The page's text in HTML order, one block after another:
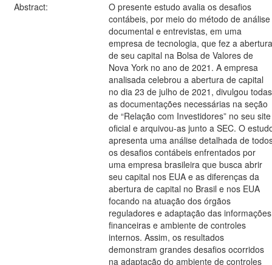
Abstract:
O presente estudo avalia os desafios
contábeis, por meio do método de análise
documental e entrevistas, em uma
empresa de tecnologia, que fez a abertura
de seu capital na Bolsa de Valores de
Nova York no ano de 2021. A empresa
analisada celebrou a abertura de capital
no dia 23 de julho de 2021, divulgou todas
as documentações necessárias na seção
de “Relação com Investidores” no seu site
oficial e arquivou-as junto a SEC. O
apresenta uma análise detalhada de
os desafios contábeis enfrentados por
uma empresa brasileira que busca abrir
seu capital nos EUA e as diferenças da
abertura de capital no Brasil e nos EUA
focando na atuação dos órgãos
reguladores e adaptação das informações
financeiras e ambiente de controles
internos. Assim, os resultados
demonstram grandes desafios ocorridos
na adaptação do ambiente de controles